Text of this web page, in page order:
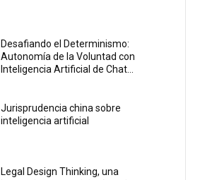
Desafiando el Determinismo:
Autonomía de la Voluntad con
Inteligencia Artificial de Chat...
Jurisprudencia china sobre
inteligencia artificial
Legal Design Thinking, una